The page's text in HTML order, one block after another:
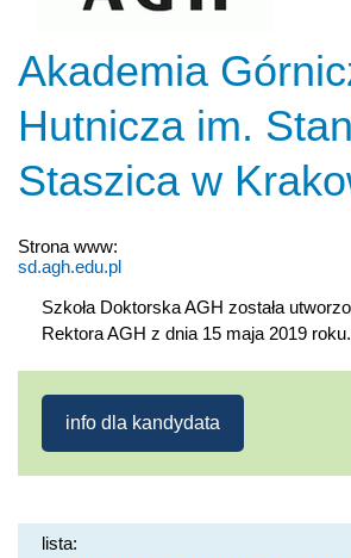
Akademia
Hutnicza im.
Staszica w
Strona www:
sd.agh.edu.pl
Szkoła Doktorska AGH została
Rektora AGH z dnia 15 maja 2019 roku.
info dla kandydata
lista: